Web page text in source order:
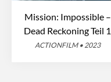
Mission: Impossible –
Dead Reckoning Teil 1
ACTIONFILM • 2023